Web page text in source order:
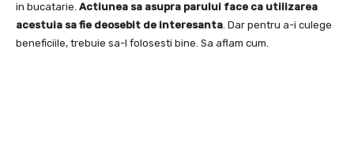
in bucatarie. Actiunea sa asupra parului face ca utilizarea
acestuia sa fie deosebit de interesanta. Dar pentru a-i culege
beneficiile, trebuie sa-l folosesti bine. Sa aflam cum.